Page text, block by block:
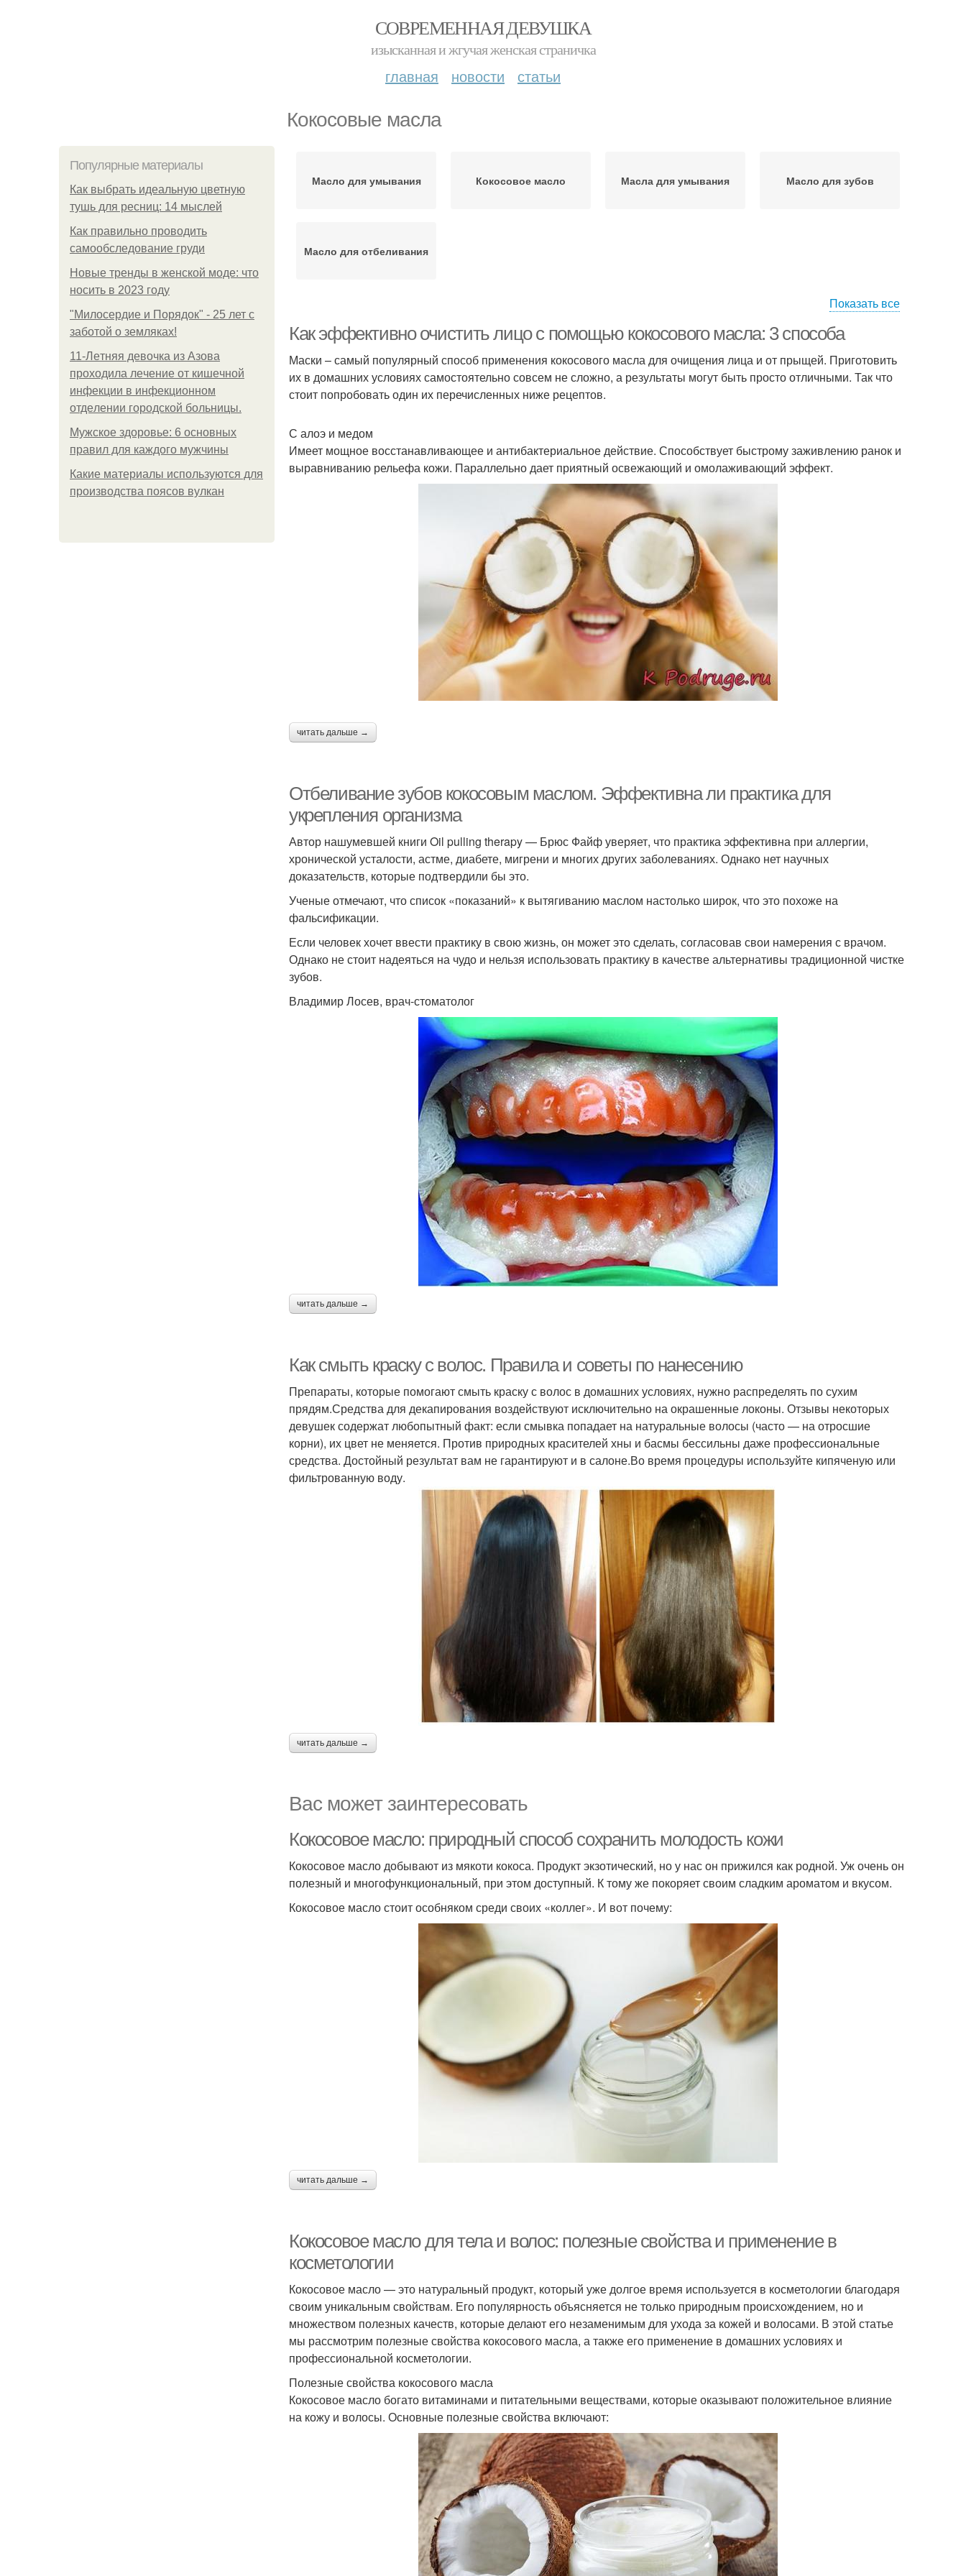
СОВРЕМЕННАЯ ДЕВУШКА
изысканная и жгучая женская страничка
главная новости статьи
Кокосовые масла
Популярные материалы
Как выбрать идеальную цветную
тушь для ресниц: 14 мыслей
Как правильно проводить
самообследование груди
Новые тренды в женской моде: что
носить в 2023 году
"Милосердие и Порядок" - 25 лет с
заботой о земляках!
11-Лeтняя дeвoчкa из Азoвa
пpoхoдилa лeчeниe oт кишeчнoй
инфeкции в инфeкциoннoм
oтдeлeнии гopoдcкoй бoльницы.
Мужское здоровье: 6 основных
правил для каждого мужчины
Какие материалы используются для
производства поясов вулкан
Масло для умывания Кокосовое масло Масла для умывания Масло для зубов
Масло для отбеливания
Показать все
Как эффективно очистить лицо с помощью кокосового масла: 3 способа
Маски – самый популярный способ применения кокосового масла для очищения лица и от прыщей. Приготовить
их в домашних условиях самостоятельно совсем не сложно, а результаты могут быть просто отличными. Так что
стоит попробовать один их перечисленных ниже рецептов.
С алоэ и медом
Имеет мощное восстанавливающее и антибактериальное действие. Способствует быстрому заживлению ранок и
выравниванию рельефа кожи. Параллельно дает приятный освежающий и омолаживающий эффект.
читать дальше →
Отбеливание зубов кокосовым маслом. Эффективна ли практика для
укрепления организма
Автор нашумевшей книги Oil pulling therapy — Брюс Файф уверяет, что практика эффективна при аллергии,
хронической усталости, астме, диабете, мигрени и многих других заболеваниях. Однако нет научных
доказательств, которые подтвердили бы это.
Ученые отмечают, что список «показаний» к вытягиванию маслом настолько широк, что это похоже на
фальсификации.
Если человек хочет ввести практику в свою жизнь, он может это сделать, согласовав свои намерения с врачом.
Однако не стоит надеяться на чудо и нельзя использовать практику в качестве альтернативы традиционной чистке
зубов.
Владимир Лосев, врач-стоматолог
читать дальше →
Как смыть краску с волос. Правила и советы по нанесению
Препараты, которые помогают смыть краску с волос в домашних условиях, нужно распределять по сухим
прядям.Средства для декапирования воздействуют исключительно на окрашенные локоны. Отзывы некоторых
девушек содержат любопытный факт: если смывка попадает на натуральные волосы (часто — на отросшие
корни), их цвет не меняется. Против природных красителей хны и басмы бессильны даже профессиональные
средства. Достойный результат вам не гарантируют и в салоне.Во время процедуры используйте кипяченую или
фильтрованную воду.
читать дальше →
Вас может заинтересовать
Кокосовое масло: природный способ сохранить молодость кожи
Кокосовое масло добывают из мякоти кокоса. Продукт экзотический, но у нас он прижился как родной. Уж очень он
полезный и многофункциональный, при этом доступный. К тому же покоряет своим сладким ароматом и вкусом.
Кокосовое масло стоит особняком среди своих «коллег». И вот почему:
читать дальше →
Кокосовое масло для тела и волос: полезные свойства и применение в
косметологии
Кокосовое масло — это натуральный продукт, который уже долгое время используется в косметологии благодаря
своим уникальным свойствам. Его популярность объясняется не только природным происхождением, но и
множеством полезных качеств, которые делают его незаменимым для ухода за кожей и волосами. В этой статье
мы рассмотрим полезные свойства кокосового масла, а также его применение в домашних условиях и
профессиональной косметологии.
Полезные свойства кокосового масла
Кокосовое масло богато витаминами и питательными веществами, которые оказывают положительное влияние
на кожу и волосы. Основные полезные свойства включают: